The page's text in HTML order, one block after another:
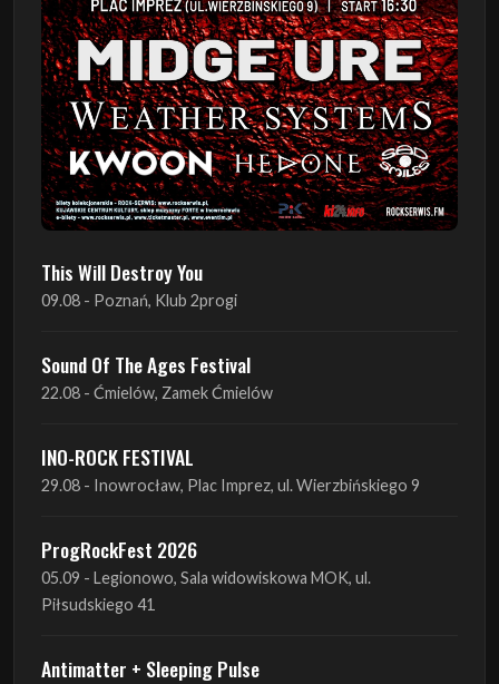
This Will Destroy You
09.08 - Poznań, Klub 2progi
Sound Of The Ages Festival
22.08 - Ćmielów, Zamek Ćmielów
INO-ROCK FESTIVAL
29.08 - Inowrocław, Plac Imprez, ul. Wierzbińskiego 9
ProgRockFest 2026
05.09 - Legionowo, Sala widowiskowa MOK, ul.
Piłsudskiego 41
Antimatter + Sleeping Pulse